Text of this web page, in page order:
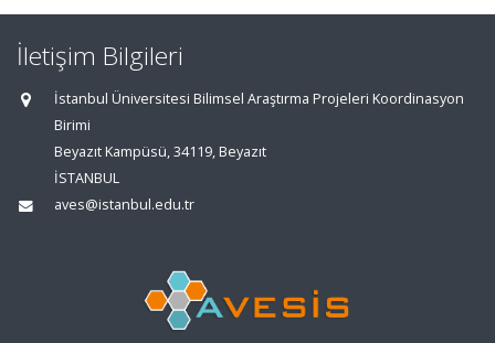
İletişim Bilgileri
İstanbul Üniversitesi Bilimsel Araştırma Projeleri Koordinasyon
Birimi
Beyazıt Kampüsü, 34119, Beyazıt
İSTANBUL
aves@istanbul.edu.tr